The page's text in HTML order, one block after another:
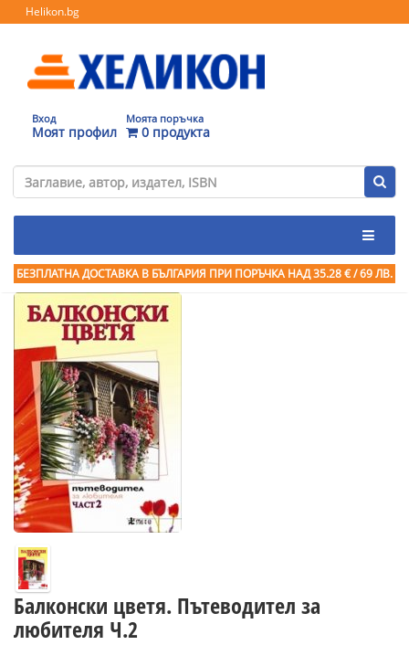
Helikon.bg
Вход
Моят профил
Моята поръчка
0 продукта
БЕЗПЛАТНА ДОСТАВКА В БЪЛГАРИЯ ПРИ ПОРЪЧКА НАД 35.28 € / 69 ЛВ.
Балконски цветя. Пътеводител за
любителя Ч.2